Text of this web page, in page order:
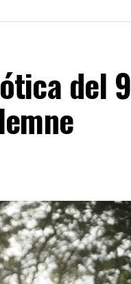
del 9